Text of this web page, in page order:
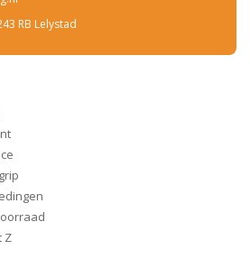
RB Lelystad
Z